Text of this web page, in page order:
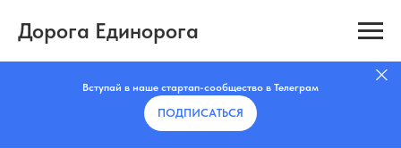
Дорога Единорога
Вступай в наше стартап-сообщество в Телеграм
ПОДПИСАТЬCЯ